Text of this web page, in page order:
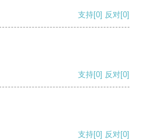
支持[0] 反对[0]
支持[0] 反对[0]
支持[0] 反对[0]